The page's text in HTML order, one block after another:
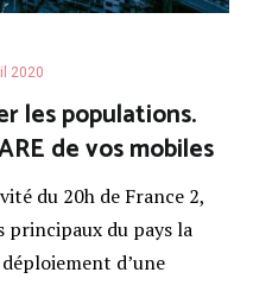
2020
les populations.
de vos mobiles
du 20h de France 2,
principaux du pays la
d’une